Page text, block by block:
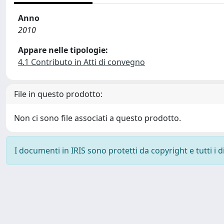
Anno
2010
Appare nelle tipologie:
4.1 Contributo in Atti di convegno
File in questo prodotto:
Non ci sono file associati a questo prodotto.
I documenti in IRIS sono protetti da copyright e tutti i